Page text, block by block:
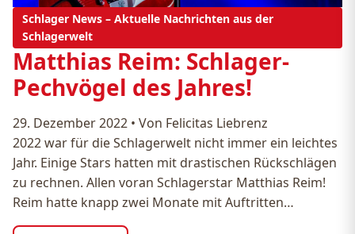
Schlager News – Aktuelle Nachrichten aus der
Schlagerwelt
Matthias Reim: Schlager-
Pechvögel des Jahres!
29. Dezember 2022 • Von Felicitas Liebrenz
2022 war für die Schlagerwelt nicht immer ein leichtes
Jahr. Einige Stars hatten mit drastischen Rückschlägen
zu rechnen. Allen voran Schlagerstar Matthias Reim!
Reim hatte knapp zwei Monate mit Auftritten…